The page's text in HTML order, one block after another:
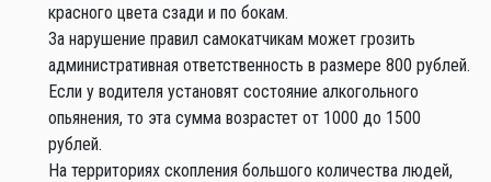
красного цвета сзади и по бокам.
За нарушение правил самокатчикам может грозить
административная ответственность в размере 800 рублей.
Если у водителя установят состояние алкогольного
опьянения, то эта сумма возрастет от 1000 до 1500
рублей.
На территориях скопления большого количества людей,